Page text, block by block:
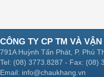
CÔNG TY CP TM VÀ
791A Huỳnh Tấn Phát, P. Phú
Tel: (08) 3773.8287 - Fax: (08)
Email: info@chaukhang.vn